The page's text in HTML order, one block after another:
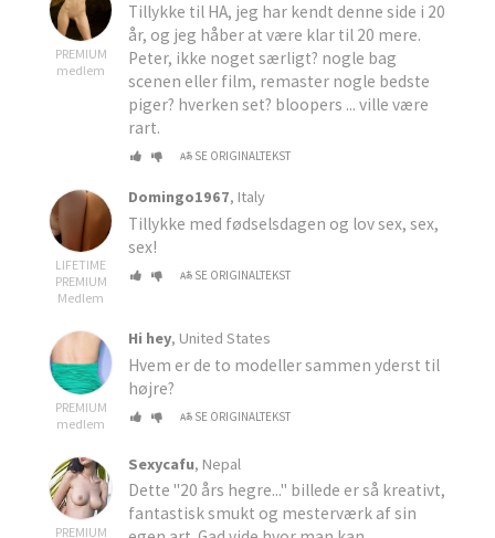
PREMIUM
medlem
Tillykke til HA, jeg har kendt denne side i 20
år, og jeg håber at være klar til 20 mere.
Peter, ikke noget særligt? nogle bag
scenen eller film, remaster nogle bedste
piger? hverken set? bloopers ... ville være
rart.
SE ORIGINALTEKST
LIFETIME
PREMIUM
Medlem
Domingo1967, Italy
Tillykke med fødselsdagen og lov sex, sex,
sex!
SE ORIGINALTEKST
PREMIUM
medlem
Hi hey, United States
Hvem er de to modeller sammen yderst til
højre?
SE ORIGINALTEKST
PREMIUM
Sexycafu, Nepal
Dette "20 års hegre..." billede er så kreativt,
fantastisk smukt og mesterværk af sin